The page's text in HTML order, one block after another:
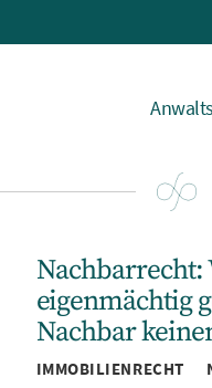
Nachbarrecht:
eigenmächtig
Nachbar
IMMOBILIENRECHT